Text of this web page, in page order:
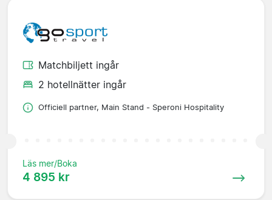
Matchbiljett ingår
2 hotellnätter ingår
Officiell partner, Main Stand - Speroni Hospitality
Läs mer/Boka
4 895 kr